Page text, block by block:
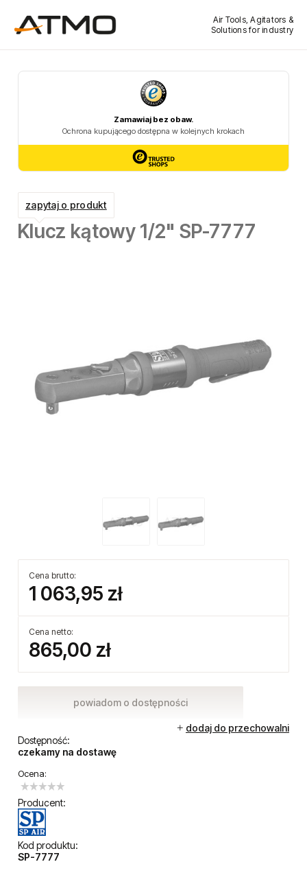
Air Tools, Agitators &
Solutions for industry
Klucz kątowy 1/2" SP-7777
Cena brutto:
1 063,95 zł
Cena netto:
865,00 zł
powiadom o dostępności
dodaj do przechowalni
Dostępność:
czekamy na dostawę
Ocena:
Producent:
Kod produktu:
SP-7777
zapytaj o produkt